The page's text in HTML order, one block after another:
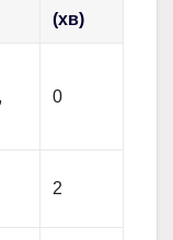
(хв)
0
2